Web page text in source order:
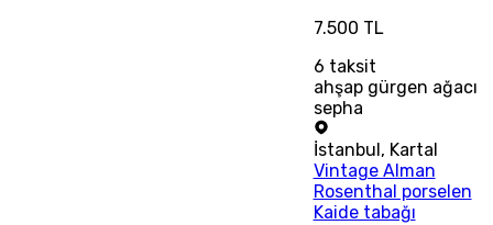
7.500 TL
6 taksit
ahşap gürgen ağacı
sepha
İstanbul , Kartal
Vintage Alman
Rosenthal porselen
Kaide tabağı